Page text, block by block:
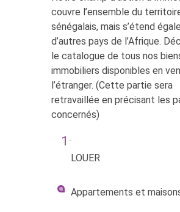
couvre l’ensemble du
sénégalais, mais s’étend
d’autres pays de l’Afrique.
le catalogue de tous nos
immobiliers disponibles en
l’étranger. (Cette partie sera
retravaillée en précisant les
concernés)
LOUER
Appartements et